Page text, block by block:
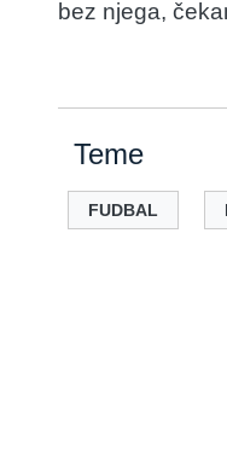
bez njega,
Teme
FUDBAL